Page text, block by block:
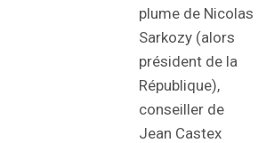
plume de Nicolas
Sarkozy (alors
président de la
République),
conseiller de
Jean Castex